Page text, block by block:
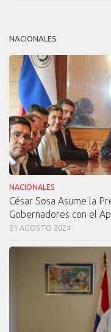
NACIONALES
NACIONALES
César Sosa Asume la
Gobernadores con el
21 AGOSTO 2024